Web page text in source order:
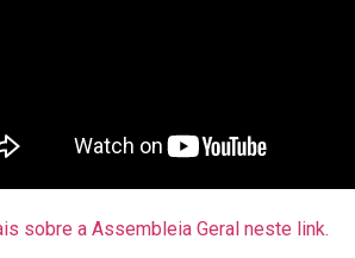
sobre a Assembleia Geral neste link.